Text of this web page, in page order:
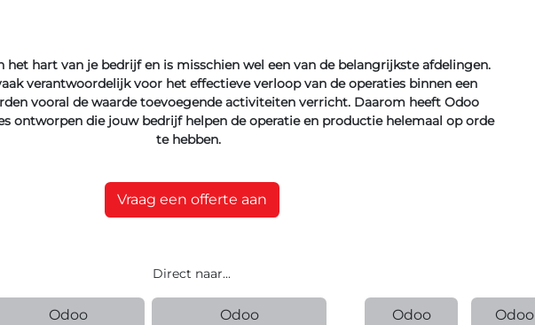
het hart van je bedrijf en is misschien wel een van de belangrijkste afdelingen.
verantwoordelijk voor het effectieve verloop van de operaties binnen een
vooral de waarde toevoegende activiteiten verricht. Daarom heeft Odoo
ontworpen die jouw bedrijf helpen de operatie en productie helemaal op orde
te hebben.
Vraag een offerte aan
Direct naar...
Odoo
Odoo
Odoo
Odoo